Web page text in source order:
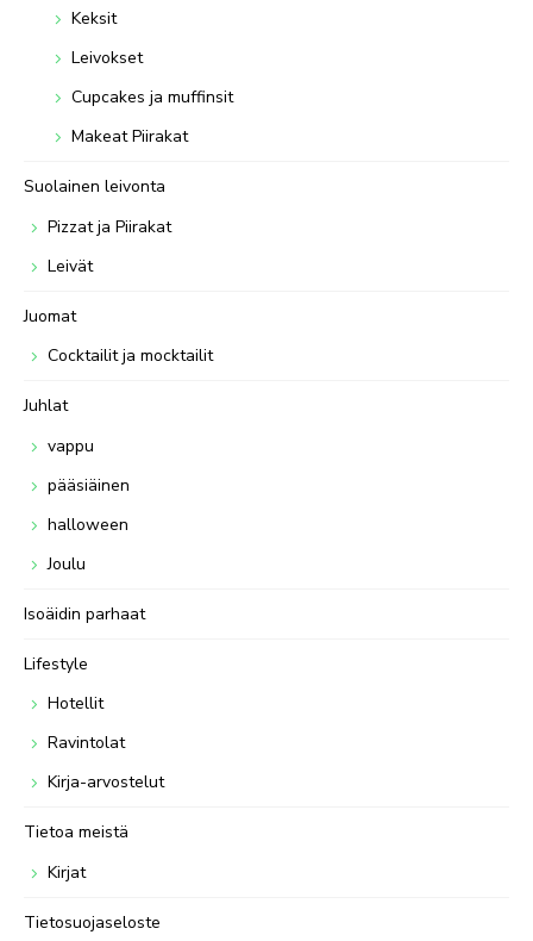
Keksit
Leivokset
Cupcakes ja muffinsit
Makeat Piirakat
Suolainen leivonta
Pizzat ja Piirakat
Leivät
Juomat
Cocktailit ja mocktailit
Juhlat
vappu
pääsiäinen
halloween
Joulu
Isoäidin parhaat
Lifestyle
Hotellit
Ravintolat
Kirja-arvostelut
Tietoa meistä
Kirjat
Tietosuojaseloste